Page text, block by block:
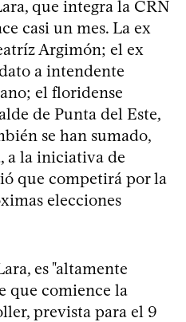
que integra la CRN
casi un mes. La ex
Argimón; el ex
a intendente
el floridense
de Punta del Este,
se han sumado,
a la iniciativa de
que competirá por la
elecciones
es "altamente
que comience la
prevista para el 9